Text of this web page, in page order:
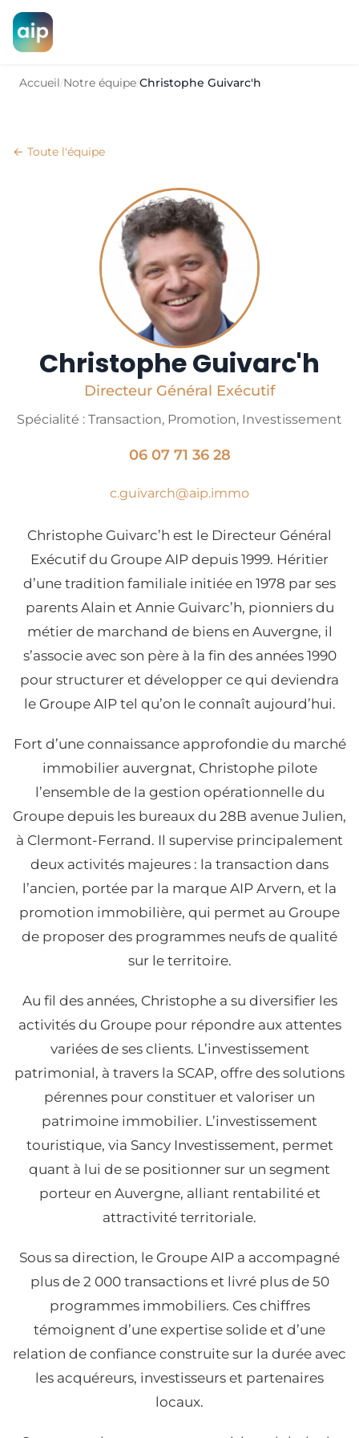
Accueil/Notre équipe/Christophe Guivarc'h
← Toute l'équipe
Christophe Guivarc'h
Directeur Général Exécutif
Spécialité : Transaction, Promotion, Investissement
06 07 71 36 28
c.guivarch@aip.immo
Christophe Guivarc’h est le Directeur Général
Exécutif du Groupe AIP depuis 1999. Héritier
d’une tradition familiale initiée en 1978 par ses
parents Alain et Annie Guivarc’h, pionniers du
métier de marchand de biens en Auvergne, il
s’associe avec son père à la fin des années 1990
pour structurer et développer ce qui deviendra
le Groupe AIP tel qu’on le connaît aujourd’hui.
Fort d’une connaissance approfondie du marché
immobilier auvergnat, Christophe pilote
l’ensemble de la gestion opérationnelle du
Groupe depuis les bureaux du 28B avenue Julien,
à Clermont-Ferrand. Il supervise principalement
deux activités majeures : la transaction dans
l’ancien, portée par la marque AIP Arvern, et la
promotion immobilière, qui permet au Groupe
de proposer des programmes neufs de qualité
sur le territoire.
Au fil des années, Christophe a su diversifier les
activités du Groupe pour répondre aux attentes
variées de ses clients. L’investissement
patrimonial, à travers la SCAP, offre des solutions
pérennes pour constituer et valoriser un
patrimoine immobilier. L’investissement
touristique, via Sancy Investissement, permet
quant à lui de se positionner sur un segment
porteur en Auvergne, alliant rentabilité et
attractivité territoriale.
Sous sa direction, le Groupe AIP a accompagné
plus de 2 000 transactions et livré plus de 50
programmes immobiliers. Ces chiffres
témoignent d’une expertise solide et d’une
relation de confiance construite sur la durée avec
les acquéreurs, investisseurs et partenaires
locaux.